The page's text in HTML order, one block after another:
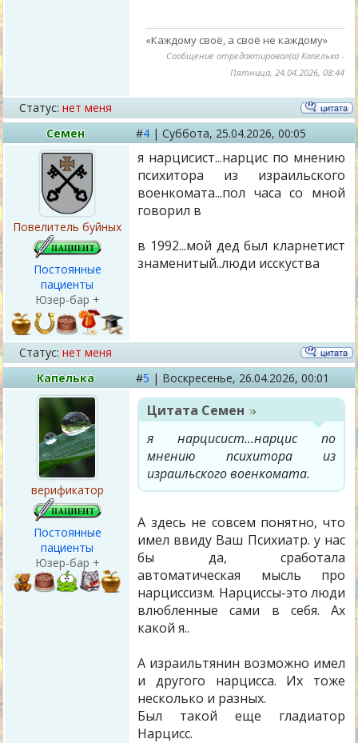
«Каждому своё, а своё не каждому»
Сообщение отредактировал(а) Капелька -
Пятница, 24.04.2026, 08:44
Статус: нет меня
Семен
#4 | Суббота, 25.04.2026, 00:05
Повелитель буйных
Постоянные
пациенты
Юзер-бар +
я нарцисист...нарцис по мнению
психитора из израильского
военкомата...пол часа со мной
говорил в
в 1992...мой дед был кларнетист
знаменитый..люди исскуства
Статус: нет меня
Капелька
#5 | Воскресенье, 26.04.2026, 00:01
верификатор
Постоянные
пациенты
Юзер-бар +
Цитата Семен
я нарцисист...нарцис по
мнению психитора из
израильского военкомата.
А здесь не совсем понятно, что
имел ввиду Ваш Психиатр. у нас
бы да, сработала
автоматическая мысль про
нарциссизм. Нарциссы-это люди
влюбленные сами в себя. Ах
какой я..
А израильтянин возможно имел
и другого нарцисса. Их тоже
несколько и разных.
Был такой еще гладиатор
Нарцисс.